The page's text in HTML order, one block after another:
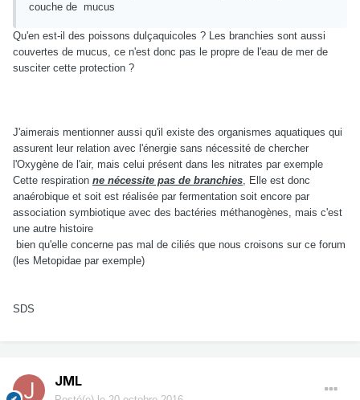
couche de mucus
Qu'en est-il des poissons dulçaquicoles ? Les branchies sont aussi
couvertes de mucus, ce n'est donc pas le propre de l'eau de mer de
susciter cette protection ?
J'aimerais mentionner aussi qu'il existe des organismes aquatiques qui
assurent leur relation avec l'énergie sans nécessité de chercher
l'Oxygène de l'air, mais celui présent dans les nitrates par exemple
Cette respiration ne nécessite pas de branchies, Elle est donc
anaérobique et soit est réalisée par fermentation soit encore par
association symbiotique avec des bactéries méthanogènes, mais c'est
une autre histoire
bien qu'elle concerne pas mal de ciliés que nous croisons sur ce forum
(les Metopidae par exemple)
SDS
JML